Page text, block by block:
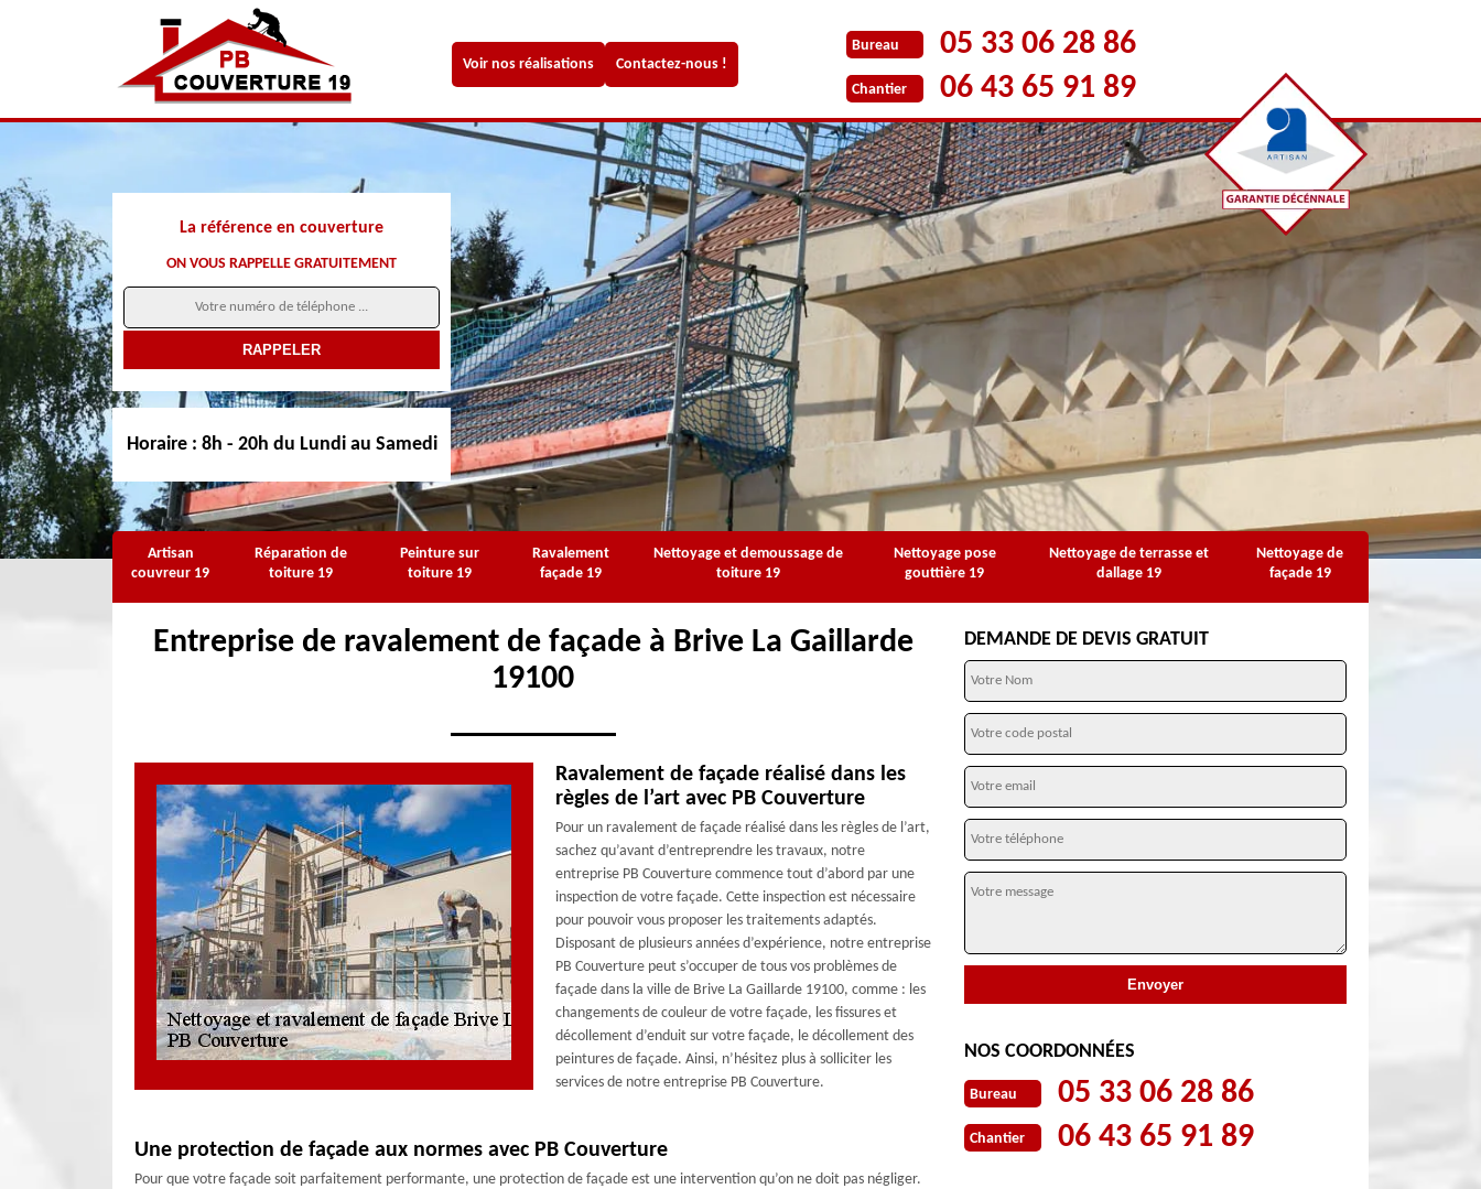
Voir nos réalisations Contactez-nous !
Bureau 05 33 06 28 86
Chantier 06 43 65 91 89
La référence en couverture
ON VOUS RAPPELLE GRATUITEMENT
Horaire : 8h - 20h du Lundi au Samedi
Artisan
couvreur 19
Réparation de
toiture 19
Peinture sur
toiture 19
Ravalement
façade 19
Nettoyage et demoussage de
toiture 19
Nettoyage pose
gouttière 19
Nettoyage de terrasse et
dallage 19
Nettoyage de
façade 19
Entreprise de ravalement de façade à Brive La Gaillarde
19100
Ravalement de façade réalisé dans les
règles de l’art avec PB Couverture
Pour un ravalement de façade réalisé dans les règles de l’art,
sachez qu’avant d’entreprendre les travaux, notre
entreprise PB Couverture commence tout d’abord par une
inspection de votre façade. Cette inspection est nécessaire
pour pouvoir vous proposer les traitements adaptés.
Disposant de plusieurs années d’expérience, notre entreprise
PB Couverture peut s’occuper de tous vos problèmes de
façade dans la ville de Brive La Gaillarde 19100, comme : les
changements de couleur de votre façade, les fissures et
décollement d’enduit sur votre façade, le décollement des
peintures de façade. Ainsi, n’hésitez plus à solliciter les
services de notre entreprise PB Couverture.
Une protection de façade aux normes avec PB Couverture
Pour que votre façade soit parfaitement performante, une protection de façade est une intervention qu’on ne doit pas négliger.
DEMANDE DE DEVIS GRATUIT
NOS COORDONNÉES
Bureau 05 33 06 28 86
Chantier 06 43 65 91 89